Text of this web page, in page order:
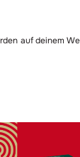
auf deinem